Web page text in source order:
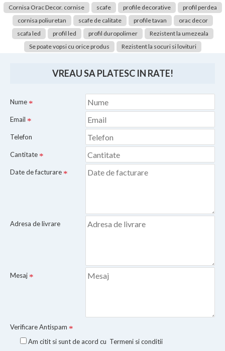
Cornisa Orac Decor. cornise scafe profile decorative
profil perdea
cornisa poliuretan
scafe de calitate profile tavan
orac decor
scafa led
profil led profil duropolimer
Rezistent la umezeala
Se poate vopsi cu orice produs
Rezistent la socuri si lovituri
VREAU SA PLATESC IN RATE!
Nume
Email
Telefon
Cantitate
Date de facturare
Adresa de livrare
Mesaj
Verificare Antispam
Am citit si sunt de acord cu Termeni si conditii